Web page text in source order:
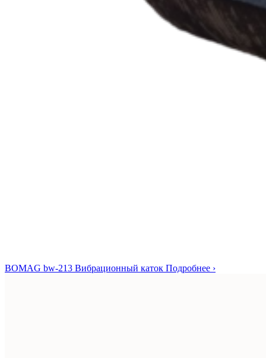
BOMAG bw-213 Вибрационный каток Подробнее ›